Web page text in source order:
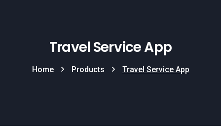
Travel Service App
Home Products Travel Service App